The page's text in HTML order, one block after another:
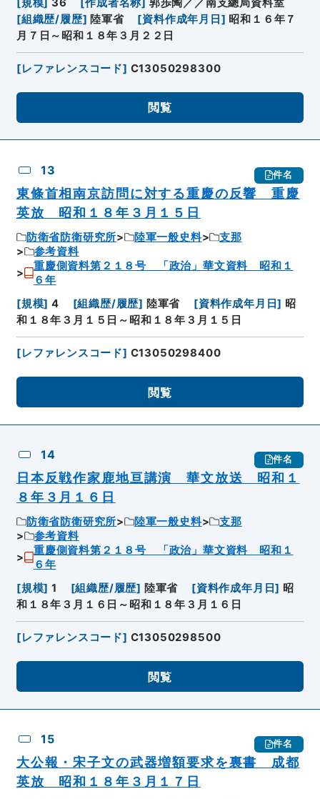
[組織歴/履歴] 陸軍省 [資料作成年月日 ] 昭和１６年７
月７日～昭和１８年３月２２日
[レファレンスコード] C13050298300
閲覧
13 件名
東條首相南京訪問に対する重慶の反響 重慶
英放 昭和１８年３月１５日
防衛省防衛研究所 陸軍一般史料
支那
参考資料
重慶側資料第２１８号 「政治」華文資料 昭和１
６年
[規模] 4 [組織歴/履歴] 陸軍省 [資料作成年月日] 昭
和１８年３月１５日～昭和１８年３月１５日
[レファレンスコード] C13050298400
閲覧
14 件名
日本反戦作家鹿地亘講演 華文放送 昭和１
８年３月１６日
防衛省防衛研究所 陸軍一般史料
支那
参考資料
重慶側資料第２１８号 「政治」華文資料 昭和１
６年
[規模] 1 [組織歴/履歴] 陸軍省 [資料作成年月日] 昭
和１８年３月１６日～昭和１８年３月１６日
[レファレンスコード] C13050298500
閲覧
15 件名
大公報・宋子文の武器増額要求を裏書 成都
英放 昭和１８年３月１７日